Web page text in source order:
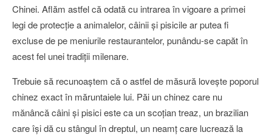
Chinei. Aflăm astfel că odată cu intrarea în vigoare a primei
legi de protecţie a animalelor, câinii şi pisicile ar putea fi
excluse de pe meniurile restaurantelor, punându-se capăt în
acest fel unei tradiţii milenare.
Trebuie să recunoaştem că o astfel de măsură loveşte poporul
chinez exact în măruntaiele lui. Păi un chinez care nu
mănâncă câini şi pisici este ca un scoţian treaz, un brazilian
care îşi dă cu stângul în dreptul, un neamţ care lucrează la